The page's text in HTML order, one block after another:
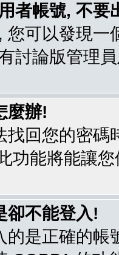
者帳號, 不
您可以發現一
討論版管理
麼辦!
找回您的密
功能將能讓
卻不能登入!
的是正確的